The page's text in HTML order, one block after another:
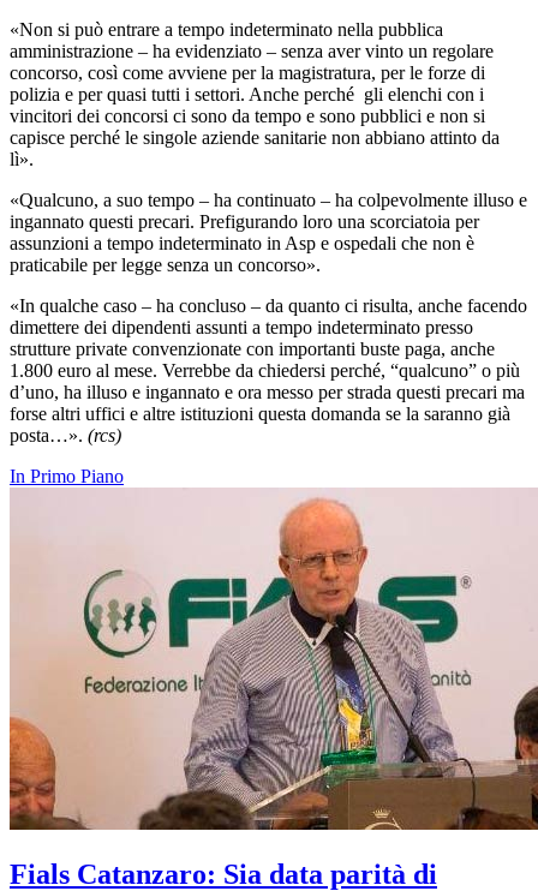
«Non si può entrare a tempo indeterminato nella pubblica
amministrazione – ha evidenziato – senza aver vinto un regolare
concorso, così come avviene per la magistratura, per le forze di
polizia e per quasi tutti i settori. Anche perché gli elenchi con i
vincitori dei concorsi ci sono da tempo e sono pubblici e non si
capisce perché le singole aziende sanitarie non abbiano attinto da
lì».
«Qualcuno, a suo tempo – ha continuato – ha colpevolmente illuso e
ingannato questi precari. Prefigurando loro una scorciatoia per
assunzioni a tempo indeterminato in Asp e ospedali che non è
praticabile per legge senza un concorso».
«In qualche caso – ha concluso – da quanto ci risulta, anche facendo
dimettere dei dipendenti assunti a tempo indeterminato presso
strutture private convenzionate con importanti buste paga, anche
1.800 euro al mese. Verrebbe da chiedersi perché, “qualcuno” o più
d’uno, ha illuso e ingannato e ora messo per strada questi precari ma
forse altri uffici e altre istituzioni questa domanda se la saranno già
posta…». (rcs)
In Primo Piano
Fials Catanzaro: Sia data parità di